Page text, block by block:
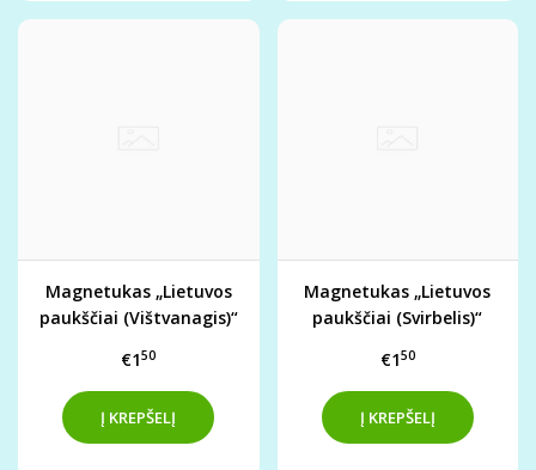
Magnetukas „Lietuvos
paukščiai (Vištvanagis)“
€150
Magnetukas „Lietuvos
paukščiai (Svirbelis)“
€150